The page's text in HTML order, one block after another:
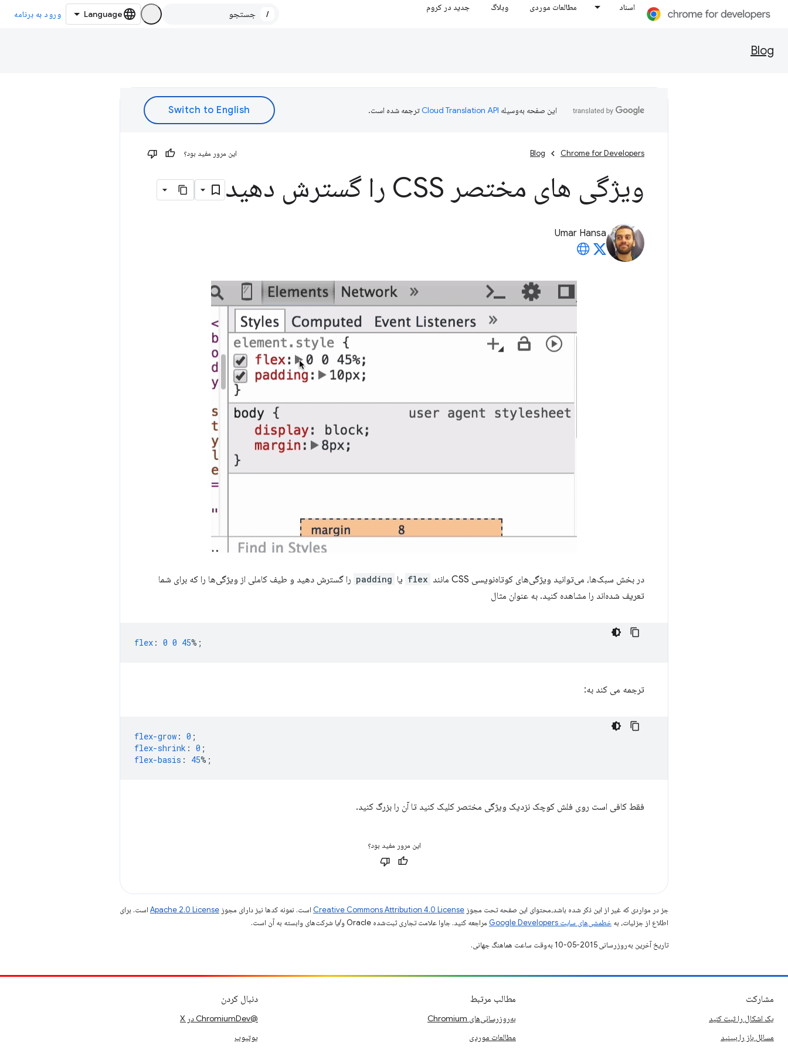
اسناد مطالعات موردی وبلاگ جدید در کروم
/ ورود به برنامه
Blog
این صفحه به‌وسیله ترجمه شده است.
Chrome for Developers
Blog این مرور مفید بود؟
ویژگی های مختصر CSS را گسترش دهید
Umar Hansa
در بخش سبک‌ها، می‌توانید ویژگی‌های کوتاه‌نویسی CSS مانند flex یا padding را گسترش دهید و طیف کاملی از ویژگی‌ها را که برای شما
تعریف شده‌اند را مشاهده کنید. به عنوان مثال
flex : 0 0 45%;
ترجمه می کند به:
flex-grow : 0 ;
flex-shrink : 0 ;
flex-basis : 45%;
فقط کافی است روی فلش کوچک نزدیک ویژگی مختصر کلیک کنید تا آن را بزرگ کنید.
این مرور مفید بود؟
جز در مواردی که غیر از این ذکر شده باشد،‌محتوای این صفحه تحت مجوز Creative Commons Attribution 4.0 License است. نمونه کدها نیز دارای مجوز Apache 2.0 License است. برای
اطلاع از جزئیات، به خطمشی‌های سایت Google Developers‏ مراجعه کنید. جاوا علامت تجاری ثبت‌شده Oracle و/یا شرکت‌های وابسته به آن است.
تاریخ آخرین به‌روزرسانی 2015-05-10 به‌وقت ساعت هماهنگ جهانی.
مشارکت
یک اشکال را ثبت کنید
مسائل باز را ببینید
مطالب مرتبط
به‌روزرسانی‌های Chromium
مطالعات موردی
دنبال کردن
@ChromiumDev در X
یوتیوب